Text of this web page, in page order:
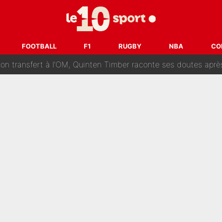
FOOTBALL F1 RUGBY NBA
un très gros contrat : Une marque «inattendue» va
: Le FC Barcelone prend la parole alors qu'un transfert
transfert à l'OM, Quinten Timber raconte ses doutes